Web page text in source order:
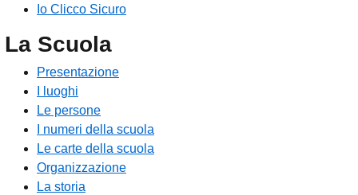
Io Clicco Sicuro
La Scuola
Presentazione
I luoghi
Le persone
I numeri della scuola
Le carte della scuola
Organizzazione
La storia